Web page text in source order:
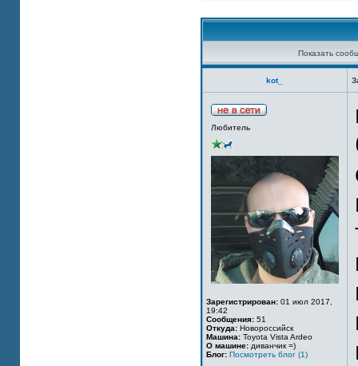
Показать
kot_
Любитель
Зарегистрирован: 01 июл 2017,
19:42
Сообщения: 51
Откуда: Новороссийск
Машина: Toyota Vista Ardeo
О машине: диванчик =)
Блог: Посмотреть блог (1)